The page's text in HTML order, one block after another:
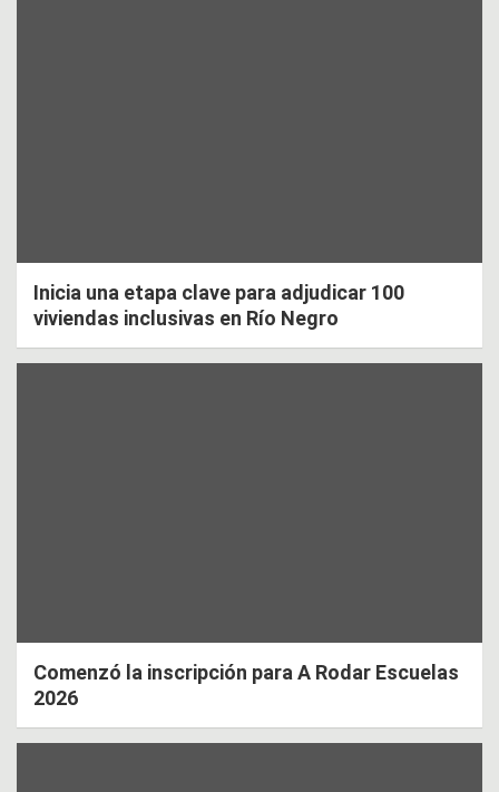
Inicia una etapa clave para adjudicar 100
viviendas inclusivas en Río Negro
Comenzó la inscripción para A Rodar Escuelas
2026